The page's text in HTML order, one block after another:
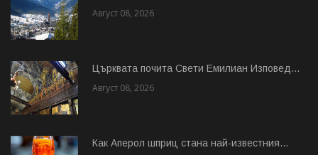
Август 08, 2026
Църквата почита Свeти Емилиан Изповед...
Август 08, 2026
Как Аперол шприц стана най-известния...